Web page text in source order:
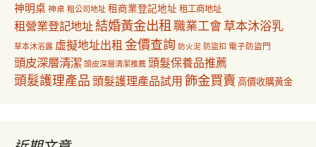
神明桌 神桌 租公司地址 租商業登記地址 租工商地址
租營業登記地址結婚黃金出租職業工會草本沐浴乳
草本沐浴露 虛擬地址出租 金價查詢 防火泥 防盜扣 電子防盜門
頭皮深層清潔 頭皮深層清潔推薦 頭髮保養品推薦
頭髮護理產品 頭髮護理產品試用 飾金買賣 高價收購黃金